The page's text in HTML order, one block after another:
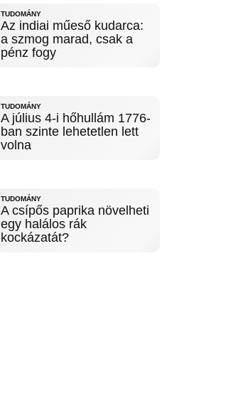
TUDOMÁNY
Az indiai műeső kudarca:
a szmog marad, csak a
pénz fogy
TUDOMÁNY
A július 4-i hőhullám 1776-
ban szinte lehetetlen lett
volna
TUDOMÁNY
A csípős paprika növelheti
egy halálos rák
kockázatát?